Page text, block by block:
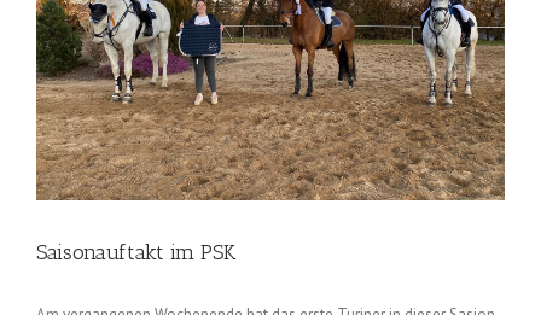
Saisonauftakt im PSK